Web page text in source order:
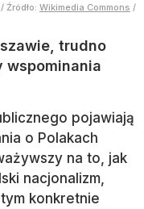
/ Źródło: Wikimedia Commons /
trudno
wspominania
pojawiają
o Polakach
na to, jak
nacjonalizm,
konkretnie